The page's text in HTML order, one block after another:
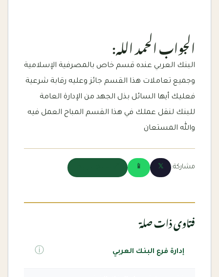
الجواب الحمد الله:
البنك العربي عنده قسم خاص بالمصرفية الإسلامية
وجميع تعاملات هذا القسم جائز وعليه رقابة شرعية
فعليك أيها السائل بذل الجهد من الإدارة العامة
للبنك لنقل عملك في هذا القسم المباح العمل فيه
والله المستعان
مشاركة: 𝕏
📱
فتاوى ذات صلة
إدارة فرع البنك العربي ⓘ